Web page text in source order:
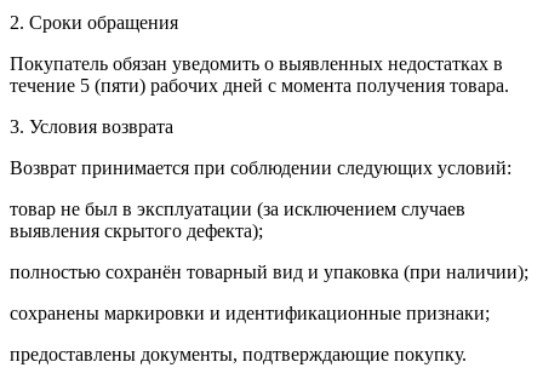
2. Сроки обращения
Покупатель обязан уведомить о выявленных недостатках в
течение 5 (пяти) рабочих дней с момента получения товара.
3. Условия возврата
Возврат принимается при соблюдении следующих условий:
товар не был в эксплуатации (за исключением случаев
выявления скрытого дефекта);
полностью сохранён товарный вид и упаковка (при наличии);
сохранены маркировки и идентификационные признаки;
предоставлены документы, подтверждающие покупку.